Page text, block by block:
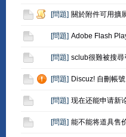
[問題] 關於附件可用擴
[問題] Adobe Flash
[問題] sclub很難被搜尋
[問題] Discuz! 自刪帳
[問題] 现在还能申请新
[問題] 能不能将道具售